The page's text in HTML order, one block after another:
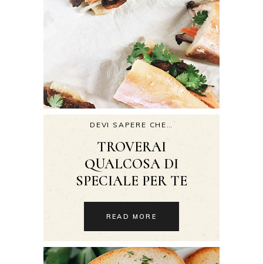
DEVI SAPERE CHE…
TROVERAI
QUALCOSA DI
SPECIALE PER TE
READ MORE